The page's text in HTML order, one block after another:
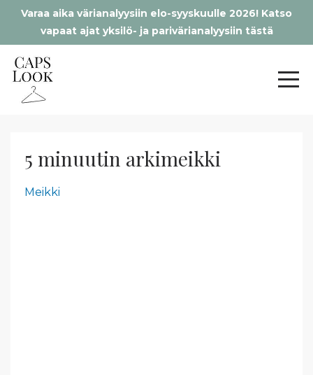
Varaa aika värianalyysiin elo-syyskuulle 2026! Katso
vapaat ajat yksilö- ja parivärianalyysiin tästä
5 minuutin arkimeikki
Meikki